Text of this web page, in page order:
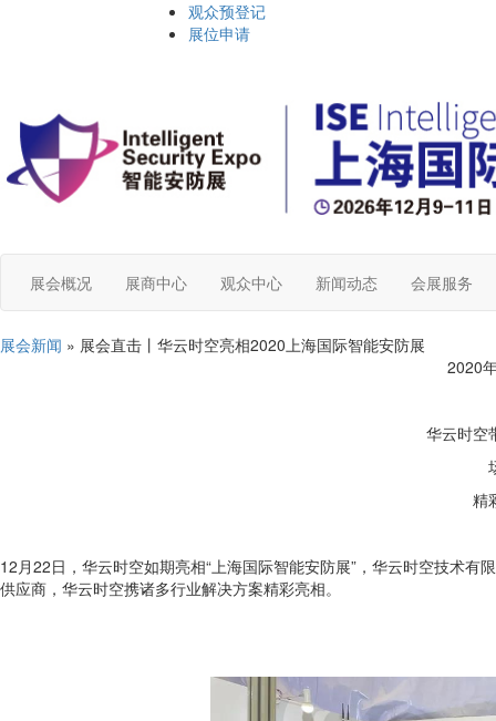
观众预登记
展位申请
展会概况 展商中心 观众中心 新闻动态 会展服务
展会新闻 » 展会直击丨华云时空亮相2020上海国际智能安防展
2020
华云时空
精
12月22日，华云时空如期亮相“上海国际智能安防展”，华云时空技术
供应商，华云时空携诸多行业解决方案精彩亮相。